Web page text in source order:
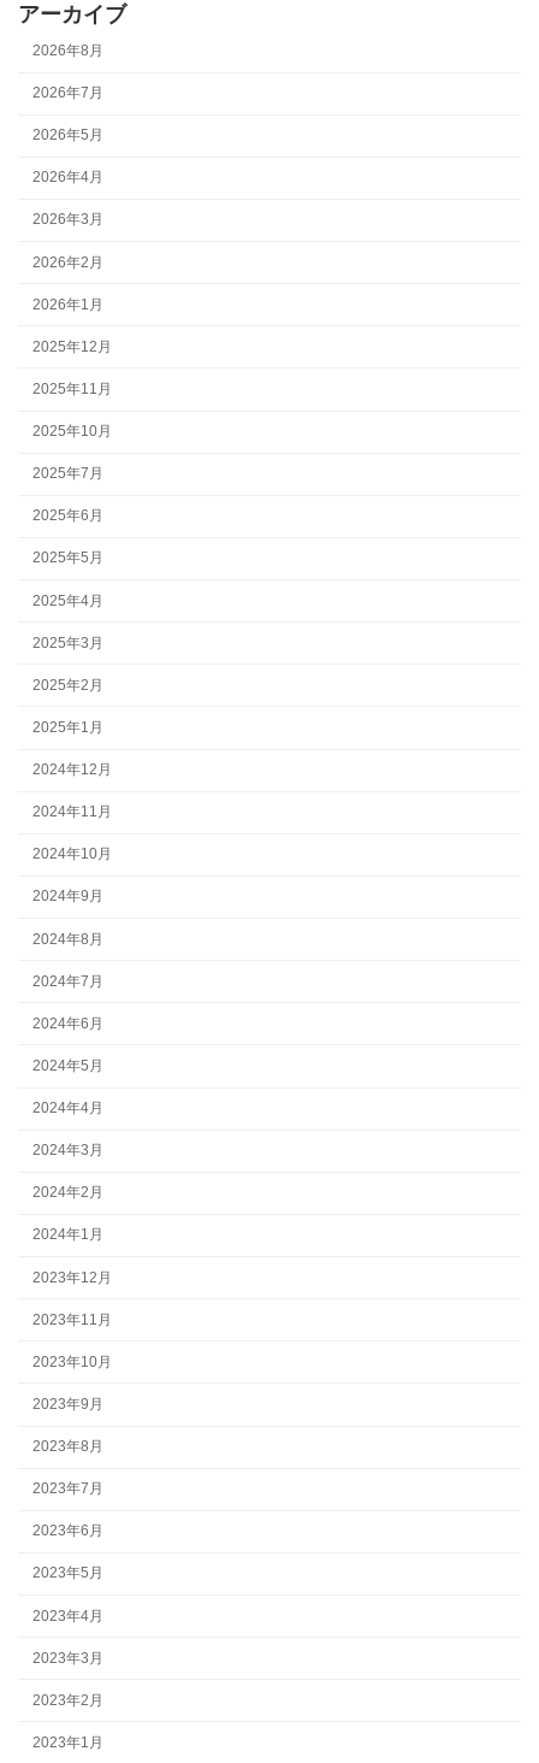
アーカイブ
2026年8月
2026年7月
2026年5月
2026年4月
2026年3月
2026年2月
2026年1月
2025年12月
2025年11月
2025年10月
2025年7月
2025年6月
2025年5月
2025年4月
2025年3月
2025年2月
2025年1月
2024年12月
2024年11月
2024年10月
2024年9月
2024年8月
2024年7月
2024年6月
2024年5月
2024年4月
2024年3月
2024年2月
2024年1月
2023年12月
2023年11月
2023年10月
2023年9月
2023年8月
2023年7月
2023年6月
2023年5月
2023年4月
2023年3月
2023年2月
2023年1月